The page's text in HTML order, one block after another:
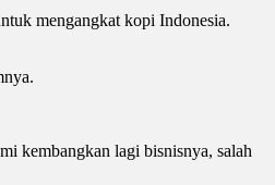
mengangkat kopi Indonesia.
kembangkan lagi bisnisnya, salah